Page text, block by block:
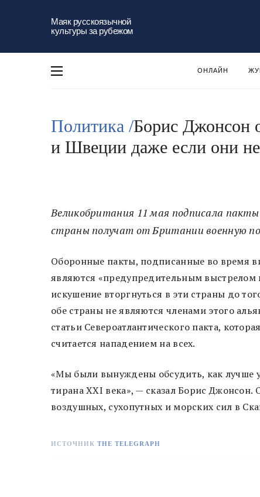
Маяк русскоязычной
культуры за рубежом
ОНЛАЙН
Политика /Борис Джонсон
и Швеции даже если они
Великобритания 11 мая подписала
страны получат от Британии военную
Оборонные пакты, подписанные во время
являются «предупредительным выстрелом
искушение вторгнуться в эти страны до
обе страны не являются членами этого
статьи Североатлантического пакта,
считается нападением на всех.
«Мы были вынуждены обсудить, как лучше
тирана XXI века», — сказал Борис
воздушных, сухопутных и морских сил в
ИСТОЧНИК THE TELEGRAPH